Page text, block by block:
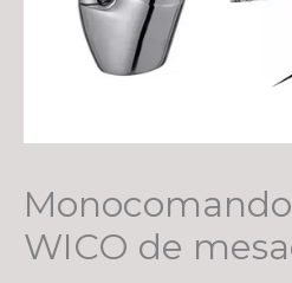
WICO de